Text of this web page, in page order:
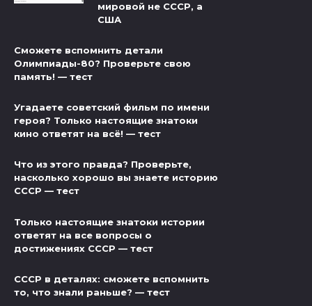
мировой не СССР, а
США
Сможете вспомнить детали
Олимпиады-80? Проверьте свою
память! — тест
Угадаете советский фильм по имени
героя? Только настоящие знатоки
кино ответят на всё! — тест
Что из этого правда? Проверьте,
насколько хорошо вы знаете историю
СССР — тест
Только настоящие знатоки истории
ответят на все вопросы о
достижениях СССР — тест
СССР в деталях: сможете вспомнить
то, что знали раньше? — тест